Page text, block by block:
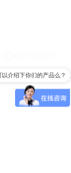
以介绍下你们的产品么？